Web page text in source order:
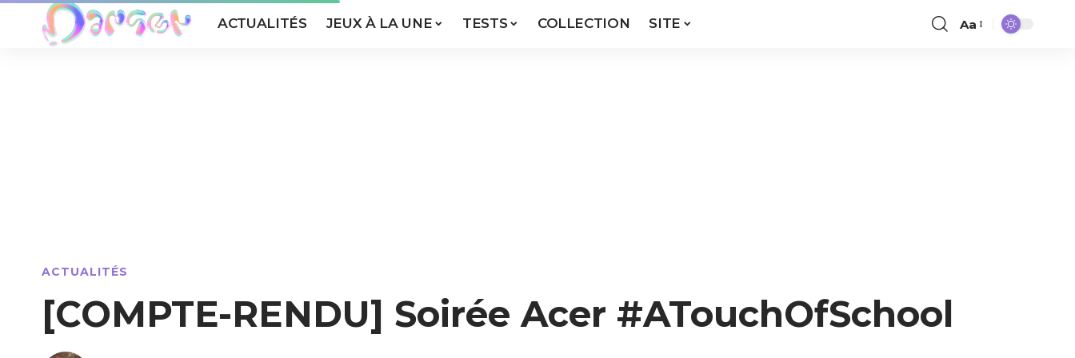
ACTUALITÉS JEUX À LA UNE TESTS COLLECTION SITE Aa
ACTUALITÉS
[COMPTE-RENDU] Soirée Acer #ATouchOfSchool